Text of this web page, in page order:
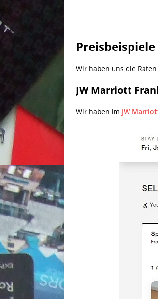
Wir haben uns die
JW Marriott
Wir haben im JW